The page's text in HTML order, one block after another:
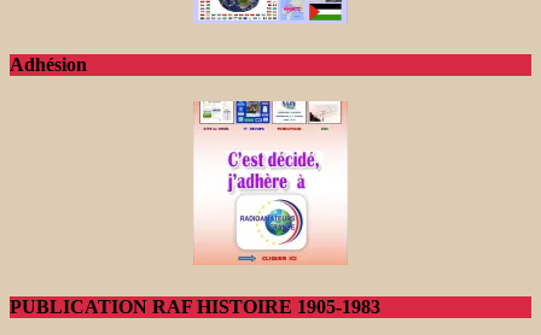
Adhésion
PUBLICATION RAF HISTOIRE 1905-1983